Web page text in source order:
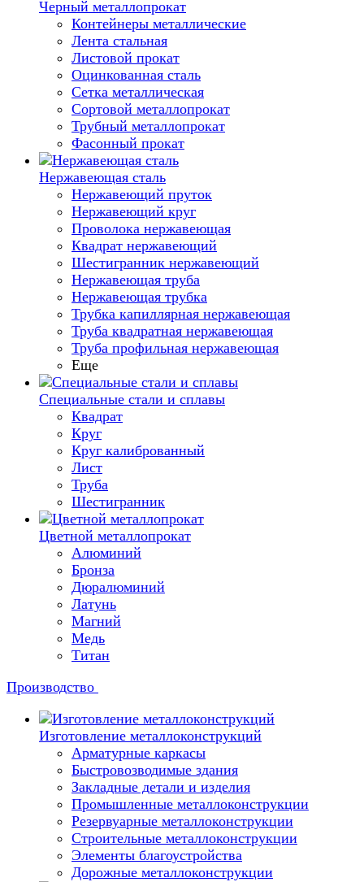
Черный металлопрокат
Контейнеры металлические
Лента стальная
Листовой прокат
Оцинкованная сталь
Сетка металлическая
Сортовой металлопрокат
Трубный металлопрокат
Фасонный прокат
Нержавеющая сталь
Нержавеющий пруток
Нержавеющий круг
Проволока нержавеющая
Квадрат нержавеющий
Шестигранник нержавеющий
Нержавеющая труба
Нержавеющая трубка
Трубка капиллярная нержавеющая
Труба квадратная нержавеющая
Труба профильная нержавеющая
Еще
Специальные стали и сплавы
Квадрат
Круг
Круг калиброванный
Лист
Труба
Шестигранник
Цветной металлопрокат
Алюминий
Бронза
Дюралюминий
Латунь
Магний
Медь
Титан
Производство
Изготовление металлоконструкций
Арматурные каркасы
Быстровозводимые здания
Закладные детали и изделия
Промышленные металлоконструкции
Резервуарные металлоконструкции
Строительные металлоконструкции
Элементы благоустройства
Дорожные металлоконструкции